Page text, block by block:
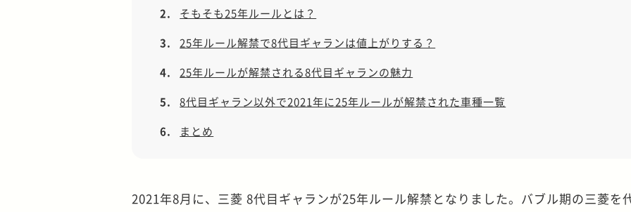
2.
そもそも25年ルールとは？
3.
25年ルール解禁で8代目ギャランは値上がりする？
4.
25年ルールが解禁される8代目ギャランの魅力
5.
8代目ギャラン以外で2021年に25年ルールが解禁された車種一覧
6.
まとめ
2021年8月に、三菱 8代目ギャランが25年ルール解禁となりました。バブル期の三菱を